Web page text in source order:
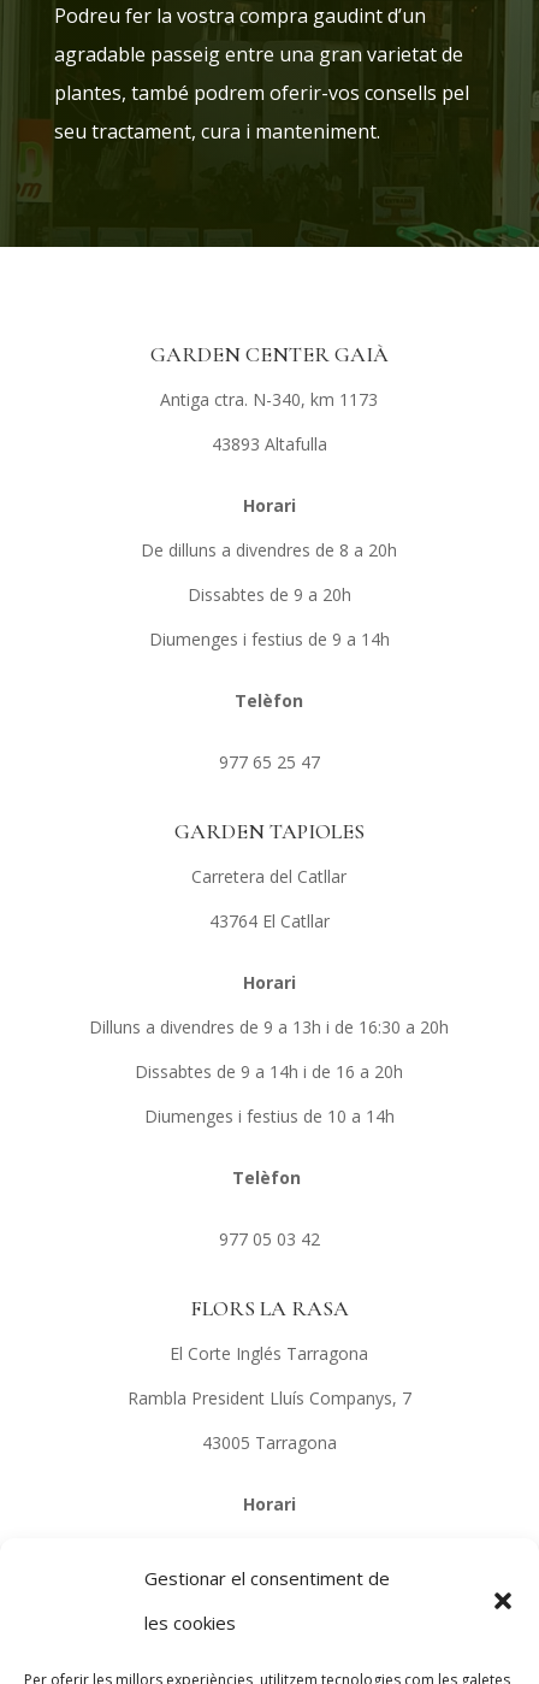
Gestionar el consentiment de
les cookies
Per oferir les millors experiències, utilitzem tecnologies com les galetes
Podreu fer la vostra compra gaudint d’un
agradable passeig entre una gran varietat de
plantes, també podrem oferir-vos consells pel
seu tractament, cura i manteniment.
GARDEN CENTER GAIÀ
Antiga ctra. N-340, km 1173
43893 Altafulla
Horari
De dilluns a divendres de 8 a 20h
Dissabtes de 9 a 20h
Diumenges i festius de 9 a 14h
Telèfon
977 65 25 47
GARDEN TAPIOLES
Carretera del Catllar
43764 El Catllar
Horari
Dilluns a divendres de 9 a 13h i de 16:30 a 20h
Dissabtes de 9 a 14h i de 16 a 20h
Diumenges i festius de 10 a 14h
Telèfon
977 05 03 42
FLORS LA RASA
El Corte Inglés Tarragona
Rambla President Lluís Companys, 7
43005 Tarragona
Horari